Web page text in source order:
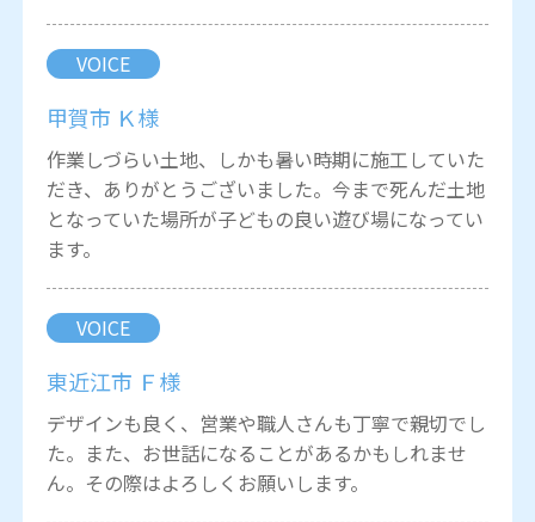
VOICE
甲賀市 Ｋ様
作業しづらい土地、しかも暑い時期に施工していた
だき、ありがとうございました。今まで死んだ土地
となっていた場所が子どもの良い遊び場になってい
ます。
VOICE
東近江市 Ｆ様
デザインも良く、営業や職人さんも丁寧で親切でし
た。また、お世話になることがあるかもしれませ
ん。その際はよろしくお願いします。